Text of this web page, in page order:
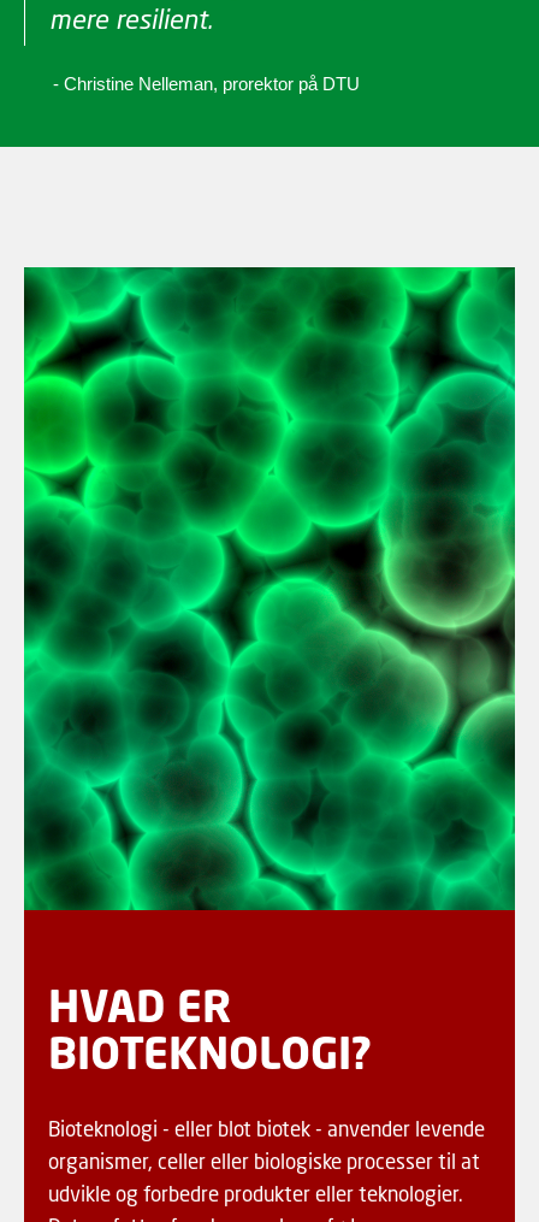
mere resilient.
- Christine Nelleman, prorektor på DTU
HVAD ER
BIOTEKNOLOGI?
Bioteknologi - eller blot biotek - anvender levende
organismer, celler eller biologiske processer til at
udvikle og forbedre produkter eller teknologier.